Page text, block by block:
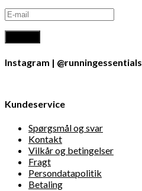
Instagram | @runningessentials
Kundeservice
Spørgsmål og svar
Kontakt
Vilkår og betingelser
Fragt
Persondatapolitik
Betaling